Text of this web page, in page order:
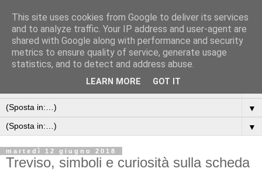
▼
▼
martedì 12 giugno 2018
Treviso, simboli e curiosità sulla scheda
This site uses cookies from Google to deliver its services
and to analyze traffic. Your IP address and user-agent are
shared with Google along with performance and security
metrics to ensure quality of service, generate usage
statistics, and to detect and address abuse.
LEARN MORE GOT IT